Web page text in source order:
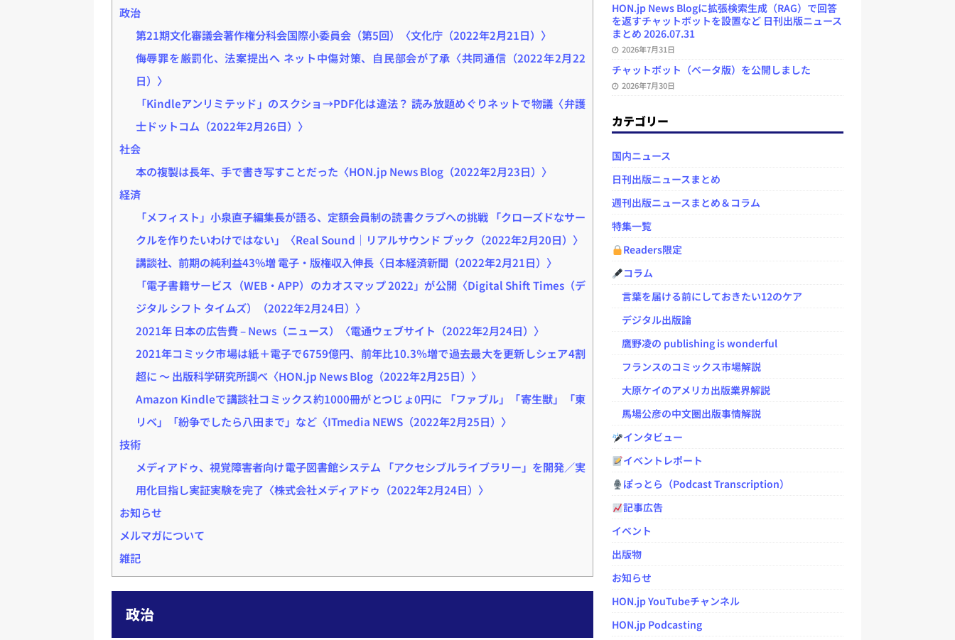
政治
第21期文化審議会著作権分科会国際小委員会（第5回）〈文化庁（2022年2月21日）〉
侮辱罪を厳罰化、法案提出へ ネット中傷対策、自民部会が了承〈共同通信（2022年2月22
日）〉
「Kindleアンリミテッド」のスクショ→PDF化は違法？ 読み放題めぐりネットで物議〈弁護
士ドットコム（2022年2月26日）〉
社会
本の複製は長年、手で書き写すことだった〈HON.jp News Blog（2022年2月23日）〉
経済
「メフィスト」小泉直子編集長が語る、定額会員制の読書クラブへの挑戦 「クローズドなサー
クルを作りたいわけではない」〈Real Sound｜リアルサウンド ブック（2022年2月20日）〉
講談社、前期の純利益43%増 電子・版権収入伸長〈日本経済新聞（2022年2月21日）〉
「電子書籍サービス（WEB・APP）のカオスマップ 2022」が公開〈Digital Shift Times（デ
ジタル シフト タイムズ）（2022年2月24日）〉
2021年 日本の広告費 – News（ニュース）〈電通ウェブサイト（2022年2月24日）〉
2021年コミック市場は紙＋電子で6759億円、前年比10.3％増で過去最大を更新しシェア4割
超に ～ 出版科学研究所調べ〈HON.jp News Blog（2022年2月25日）〉
Amazon Kindleで講談社コミックス約1000冊がとつじょ0円に 「ファブル」「寄生獣」「東
リベ」「紛争でしたら八田まで」など〈ITmedia NEWS（2022年2月25日）〉
技術
メディアドゥ、視覚障害者向け電子図書館システム 「アクセシブルライブラリー」を開発／実
用化目指し実証実験を完了〈株式会社メディアドゥ（2022年2月24日）〉
お知らせ
メルマガについて
雑記
政治
HON.jp News Blogに拡張検索生成（RAG）で回答
を返すチャットボットを設置など 日刊出版ニュース
まとめ 2026.07.31
2026年7月31日
チャットボット（ベータ版）を公開しました
2026年7月30日
カテゴリー
国内ニュース
日刊出版ニュースまとめ
週刊出版ニュースまとめ＆コラム
特集一覧
Readers限定
コラム
言葉を届ける前にしておきたい12のケア
デジタル出版論
鷹野凌の publishing is wonderful
フランスのコミックス市場解説
大原ケイのアメリカ出版業界解説
馬場公彦の中文圏出版事情解説
インタビュー
イベントレポート
ぽっとら（Podcast Transcription）
記事広告
イベント
出版物
お知らせ
HON.jp YouTubeチャンネル
HON.jp Podcasting